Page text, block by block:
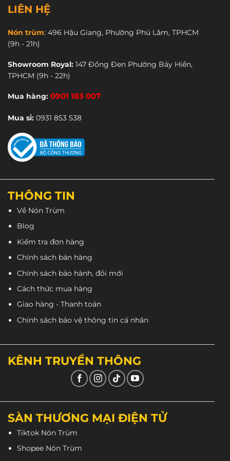
LIÊN HỆ
Nón trùm: 496 Hậu Giang, Phường Phú Lâm, TPHCM
(9h - 21h)
Showroom Royal: 147 Đồng Đen Phường Bảy Hiền,
TPHCM (9h - 22h)
Mua hàng: 0901 183 007
Mua sỉ: 0931 853 538
THÔNG TIN
Về Nón Trùm
Blog
Kiểm tra đơn hàng
Chính sách bán hàng
Chính sách bảo hành, đổi mới
Cách thức mua hàng
Giao hàng - Thanh toán
Chính sách bảo vệ thông tin cá nhân
KÊNH TRUYỀN THÔNG
SÀN THƯƠNG MẠI ĐIỆN TỬ
Tiktok Nón Trùm
Shopee Nón Trùm